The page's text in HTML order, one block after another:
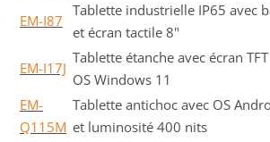
EM-I87
Tablette industrielle IP65 avec
et écran tactile 8"
EM-I17J
Tablette étanche avec écran
OS Windows 11
EM-
Q115M
Tablette antichoc avec OS
et luminosité 400 nits